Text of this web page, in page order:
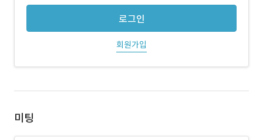
로그인
회원가입
미팅